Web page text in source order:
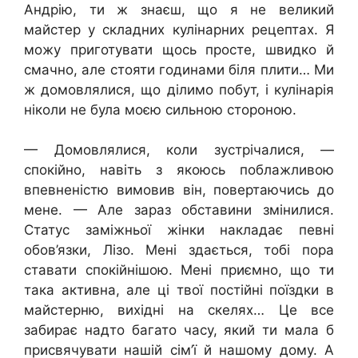
Андрію, ти ж знаєш, що я не великий
майстер у складних кулінарних рецептах. Я
можу приготувати щось просте, швидко й
смачно, але стояти годинами біля плити… Ми
ж домовлялися, що ділимо побут, і кулінарія
ніколи не була моєю сильною стороною.
— Домовлялися, коли зустрічалися, —
спокійно, навіть з якоюсь поблажливою
впевненістю вимовив він, повертаючись до
мене. — Але зараз обставини змінилися.
Статус заміжньої жінки накладає певні
обов’язки, Лізо. Мені здається, тобі пора
ставати спокійнішою. Мені приємно, що ти
така активна, але ці твої постійні поїздки в
майстерню, вихідні на скелях… Це все
забирає надто багато часу, який ти мала б
присвячувати нашій сім’ї й нашому дому. А